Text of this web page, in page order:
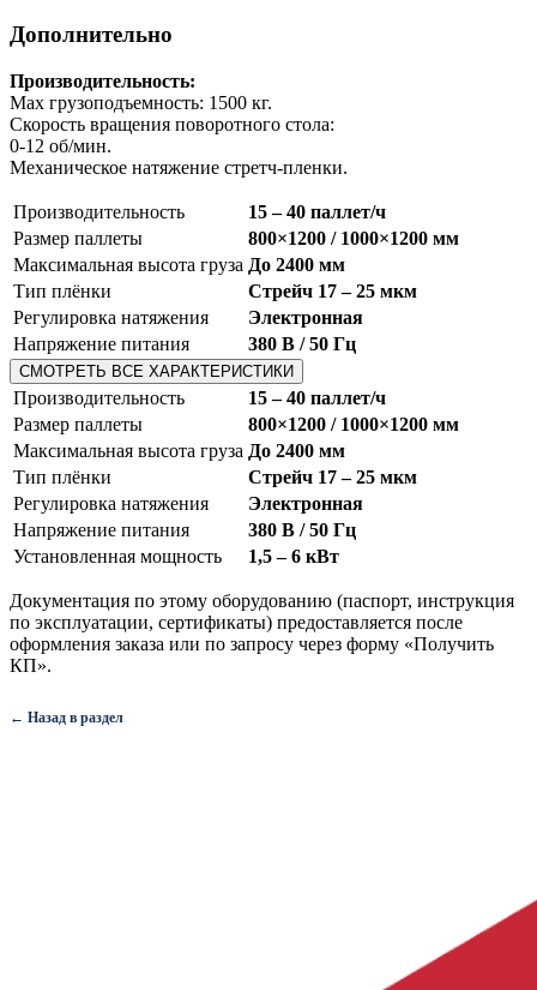
Дополнительно
Производительность:
Max грузоподъемность: 1500 кг.
Скорость вращения поворотного стола:
0-12 об/мин.
Механическое натяжение стретч-пленки.
Производительность
15 – 40 паллет/ч
Размер паллеты
800×1200 / 1000×1200 мм
Максимальная высота груза До 2400 мм
Тип плёнки
Стрейч 17 – 25 мкм
Регулировка натяжения
Электронная
Напряжение питания
380 В / 50 Гц
СМОТРЕТЬ ВСЕ ХАРАКТЕРИСТИКИ
Производительность
15 – 40 паллет/ч
Размер паллеты
800×1200 / 1000×1200 мм
Максимальная высота груза До 2400 мм
Тип плёнки
Стрейч 17 – 25 мкм
Регулировка натяжения
Электронная
Напряжение питания
380 В / 50 Гц
Установленная мощность
1,5 – 6 кВт
Документация по этому оборудованию (паспорт, инструкция
по эксплуатации, сертификаты) предоставляется после
оформления заказа или по запросу через форму «Получить
КП».
← Назад в раздел